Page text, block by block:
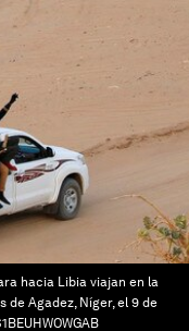
hacia Libia viajan en la
Agadez, Níger, el 9 de